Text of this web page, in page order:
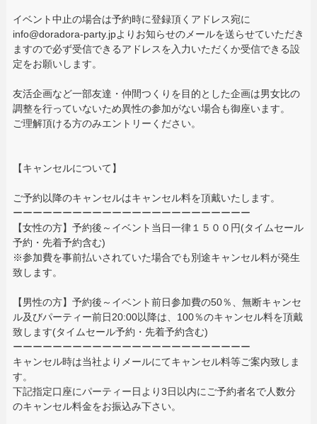
イベント中止の場合は予約時に登録頂くアドレス宛に
info@doradora-party.jpよりお知らせのメールを送らせていただき
ますので必ず受信できるアドレスを入力いただくか受信できる設
定をお願いします。
友活企画など一部友達・仲間つくりを目的とした企画は男女比の
調整を行っていないため異性の参加がない場合も御座います。
ご理解頂ける方のみエントリーください。
【キャンセルについて】
ご予約以降のキャンセルはキャンセル料を頂戴いたします。
ーーーーーーーーーーーーーーーーーーーーーーーー
【女性の方】予約後～イベント当日一律１５００円(タイムセール
予約・先着予約含む)
※参加費を事前払いされていた場合でも別途キャンセル料が発生
致します。
【男性の方】予約後～イベント前日参加費の50％、無断キャンセ
ル及びパーティー前日20:00以降は、100％のキャンセル料を頂戴
致します(タイムセール予約・先着予約含む)
ーーーーーーーーーーーーーーーーーーーーーーーー
キャンセル時は当社よりメールにてキャンセル料等ご案内致しま
す。
下記指定口座にパーティー日より3日以内にご予約者名で人数分
のキャンセル料金をお振込み下さい。